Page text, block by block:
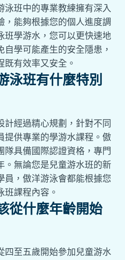
泳班中的專業教練擁有深入
，能夠根據您的個人進度調
班學游水，您可以更快速地
學可能產生的安全隱患，
既有效率又安全。
泳班有什麼特別
計經過精心規劃，針對不同
提供專業的學游水課程。傲
隊具備國際認證資格，專門
。無論您是兒童游水班的新
員，傲洋游泳會都能根據您
班課程內容。
從什麼年齡開始
四至五歲開始參加兒童游水